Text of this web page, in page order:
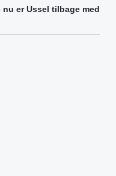
er Ussel tilbage med